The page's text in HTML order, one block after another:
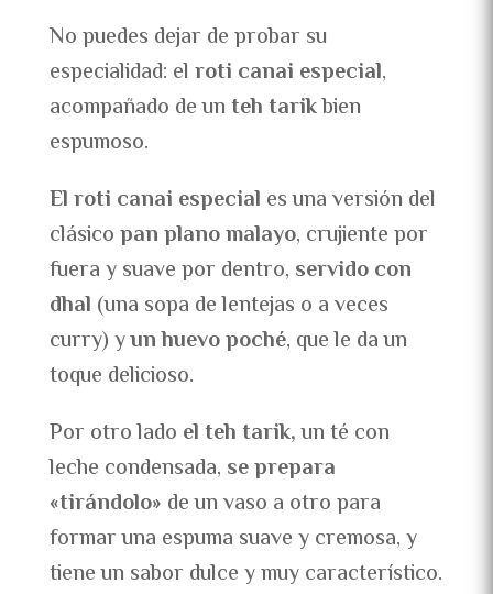
No puedes dejar de probar su
especialidad: el roti canai especial,
acompañado de unteh tarikbien
espumoso.
El roti canai especial es una versión del
clásicopan plano malayo, crujiente por
fuera y suave por dentro, servido con
dhal (una sopa de lentejas o a veces
curry) yun huevo poché, que le da un
toque delicioso.
Por otro lado el teh tarik,un té con
leche condensada, se prepara
«tirándolo» de un vaso a otro para
formar una espuma suave y cremosa, y
tiene un sabor dulce y muy característico.